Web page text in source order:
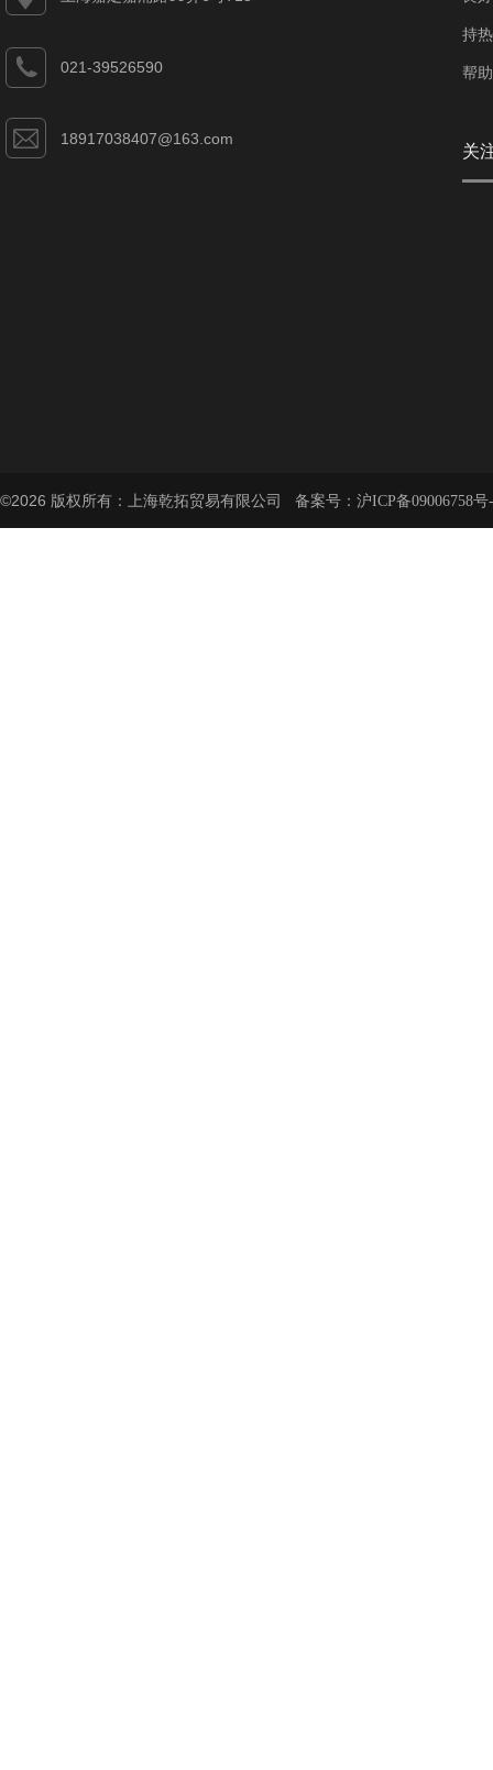
021-39526590
18917038407@163.com
持
帮
关
©2026 版权所有：上海乾拓贸易有限公司 备案号： 沪ICP备09006758号